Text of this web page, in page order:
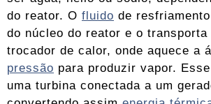
do reator. O fluido de
do núcleo do reator e o transporta
trocador de calor, onde aquece a
pressão para produzir vapor.
uma turbina conectada a um